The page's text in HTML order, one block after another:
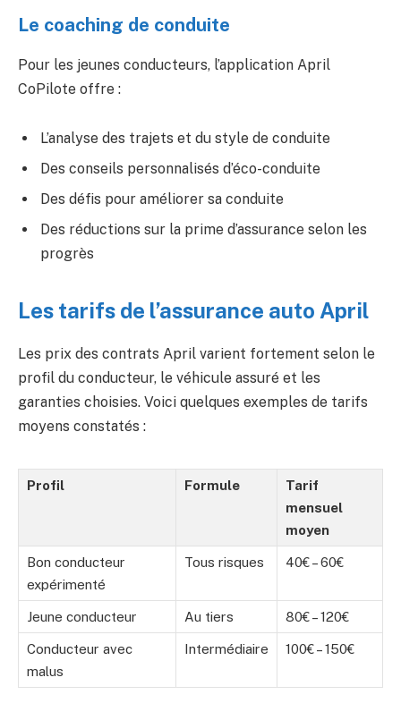
Le coaching de conduite
Pour les jeunes conducteurs, l’application April
CoPilote offre :
L’analyse des trajets et du style de conduite
Des conseils personnalisés d’éco-conduite
Des défis pour améliorer sa conduite
Des réductions sur la prime d’assurance selon les
progrès
Les tarifs de l’assurance auto April
Les prix des contrats April varient fortement selon le
profil du conducteur, le véhicule assuré et les
garanties choisies. Voici quelques exemples de tarifs
moyens constatés :
Profil Formule
Tarif
mensuel
moyen
Bon conducteur
expérimenté
Tous risques 40€ – 60€
Jeune conducteur Au tiers 80€ – 120€
Conducteur avec
malus
Intermédiaire 100€ – 150€